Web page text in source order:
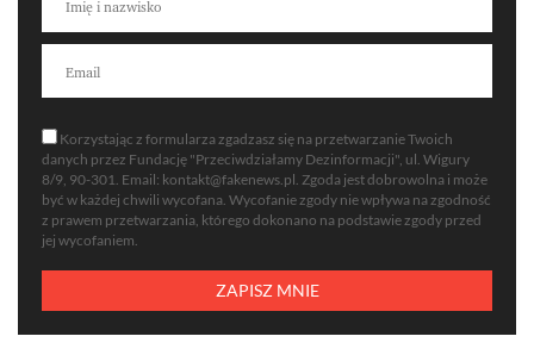
Korzystając z formularza zgadzasz się na przetwarzanie Twoich
danych przez Fundację "Przeciwdziałamy Dezinformacji", ul. Wigury
8/9, 90-301. Email: kontakt@fakenews.pl . Zgoda jest dobrowolna i może
być w każdej chwili wycofana. Wycofanie zgody nie wpływa na zgodność
z prawem przetwarzania, którego dokonano na podstawie zgody przed
jej wycofaniem.